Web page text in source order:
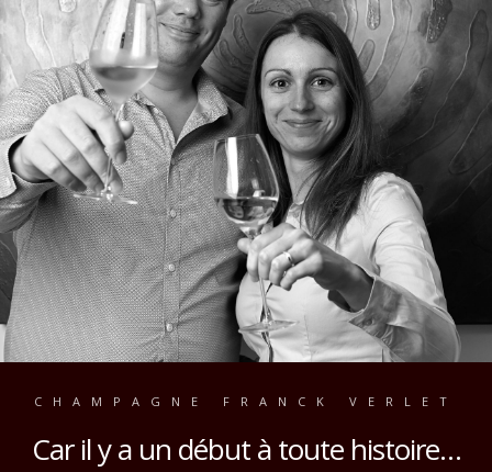
CHAMPAGNE FRANCK VERLET
Car il y a un début à toute histoire…